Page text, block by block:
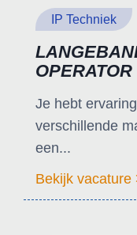
IP Techniek
OPERATOR
Je hebt
verschillende
een...
Bekijk vacature